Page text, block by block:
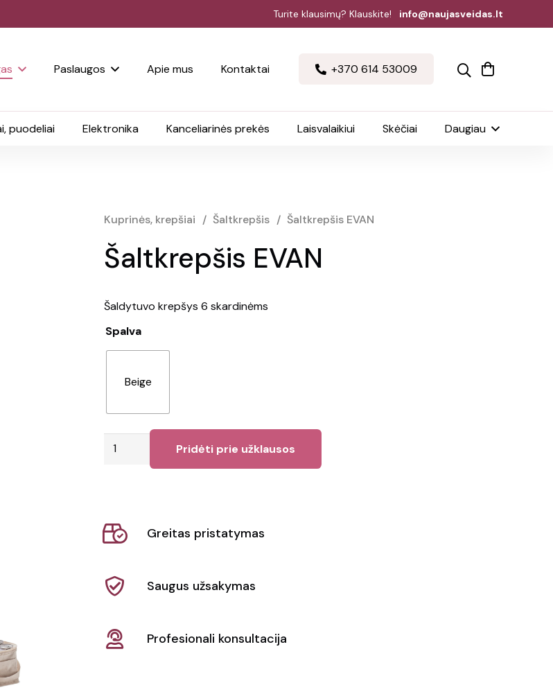
Turite klausimų? Klauskite! info@naujasveidas.lt
Paslaugos Apie mus Kontaktai +370 614 53009
puodeliai Elektronika Kanceliarinės prekės Laisvalaikiui Skėčiai Daugiau
Kuprinės, krepšiai / Šaltkrepšis / Šaltkrepšis EVAN
Šaltkrepšis EVAN
Šaldytuvo krepšys 6 skardinėms
Spalva
Beige
produkto
Pridėti prie užklausos
Greitas pristatymas
Saugus užsakymas
Profesionali konsultacija